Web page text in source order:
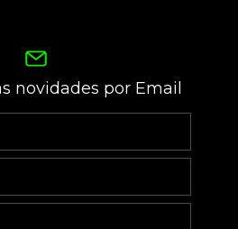
novidades por Email